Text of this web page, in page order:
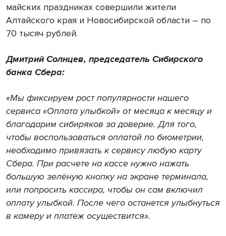
майских праздниках совершили жители
Алтайского края и Новосибирской области – по
70 тысяч рублей.
Дмитрий Солнцев, председатель Сибирского
банка Сбера:
«Мы фиксируем рост популярности нашего
сервиса «Оплата улыбкой» от месяца к месяцу и
благодарим сибиряков за доверие. Для того,
чтобы воспользоваться оплатой по биометрии,
необходимо привязать к сервису любую карту
Сбера. При расчете на кассе нужно нажать
большую зелёную кнопку на экране терминала,
или попросить кассира, чтобы он сам включил
оплату улыбкой. После чего останется улыбнуться
в камеру и платеж осуществится».